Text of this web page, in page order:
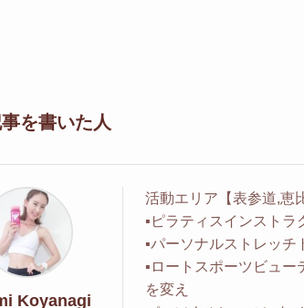
を書いた人
Koyanagi
活動エリア【表参道,恵
▪︎ピラティスインストラ
▪︎パーソナルストレッチ
▪︎ロートスポーツビュ
を変え